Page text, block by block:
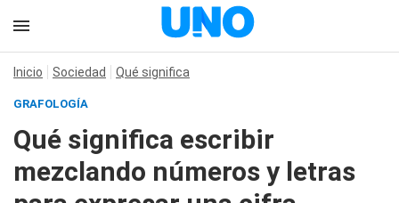
Inicio Sociedad Qué significa
GRAFOLOGÍA
Qué significa escribir
mezclando números y letras